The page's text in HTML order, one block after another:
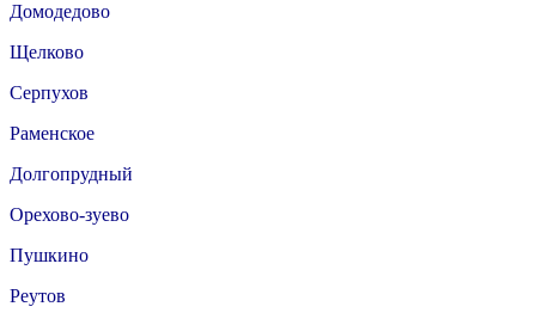
Домодедово
Щелково
Серпухов
Раменское
Долгопрудный
Орехово-зуево
Пушкино
Реутов